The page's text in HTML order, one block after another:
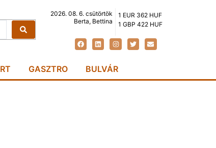
2026. 08. 6. csütörtök
Berta, Bettina
1 EUR 362 HUF
1 GBP 422 HUF
GASZTRO BULVÁR